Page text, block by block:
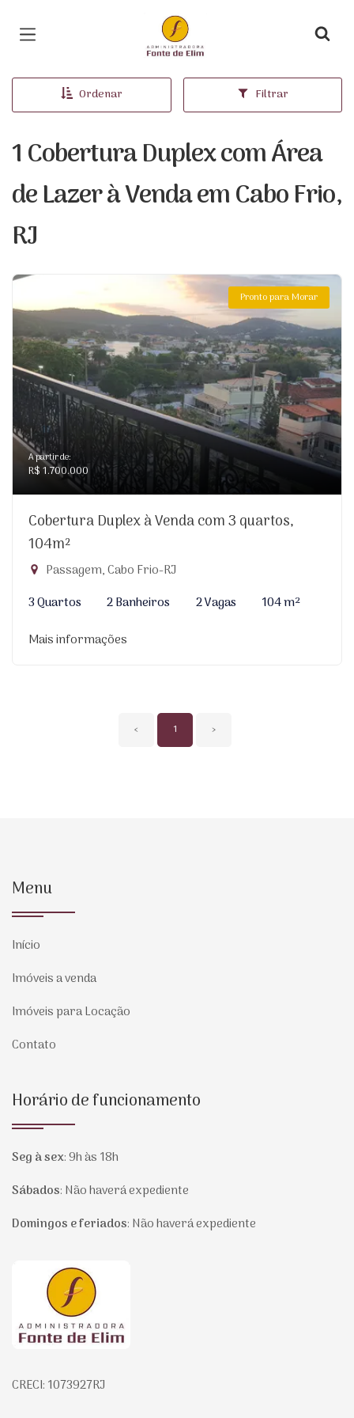
Página inicial
Ordenar Filtrar
1 Cobertura Duplex com Área
de Lazer à Venda em Cabo Frio,
RJ
Pronto para Morar
A partir de:
R$ 1.700.000
Cobertura Duplex à Venda com 3 quartos,
104m²
Passagem, Cabo Frio-RJ
3 Quartos
2 Banheiros 2 Vagas
104 m²
Mais informações
‹ 1 ›
Menu
Início
Imóveis a venda
Imóveis para Locação
Contato
Horário de funcionamento
Seg à sex:9h às 18h
Sábados: Não haverá expediente
Domingos e feriados: Não haverá expediente
Página inicial
CRECI: 1073927RJ